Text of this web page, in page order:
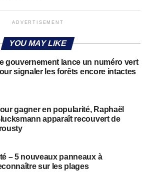
ADVERTISEMENT
YOU MAY LIKE
gouvernement lance un numéro vert
signaler les forêts encore intactes
gagner en popularité, Raphaël
apparaît recouvert de
– 5 nouveaux panneaux à
sur les plages